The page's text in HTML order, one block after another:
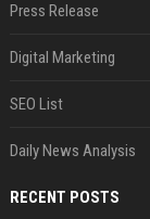
Press Release
Digital Marketing
SEO List
Daily News Analysis
RECENT POSTS